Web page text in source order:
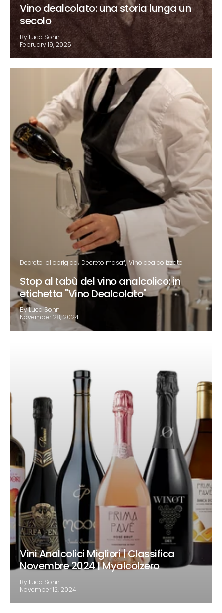
Vino dealcolato: una storia lunga un
secolo
By Luca Sonn
February 19, 2025
Decreto lollobrigida Decreto masaf Vino dealcolizzato
Stop al tabù del vino analcolico: in
etichetta "Vino Dealcolato"
By Luca Sonn
November 28, 2024
Vini Analcolici Migliori | Classifica
Novembre 2024 | Myalcolzero
By Luca Sonn
November 12, 2024